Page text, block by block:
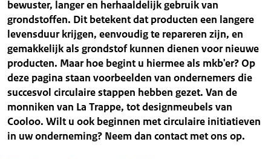
bewuster, langer en herhaaldelijk gebruik van
grondstoffen. Dit betekent dat producten een langere
levensduur krijgen, eenvoudig te repareren zijn, en
gemakkelijk als grondstof kunnen dienen voor nieuwe
producten. Maar hoe begint u hiermee als mkb'er? Op
deze pagina staan voorbeelden van ondernemers die
succesvol circulaire stappen hebben gezet. Van de
monniken van La Trappe, tot designmeubels van
Cooloo. Wilt u ook beginnen met circulaire initiatieven
in uw onderneming? Neem dan contact met ons op.